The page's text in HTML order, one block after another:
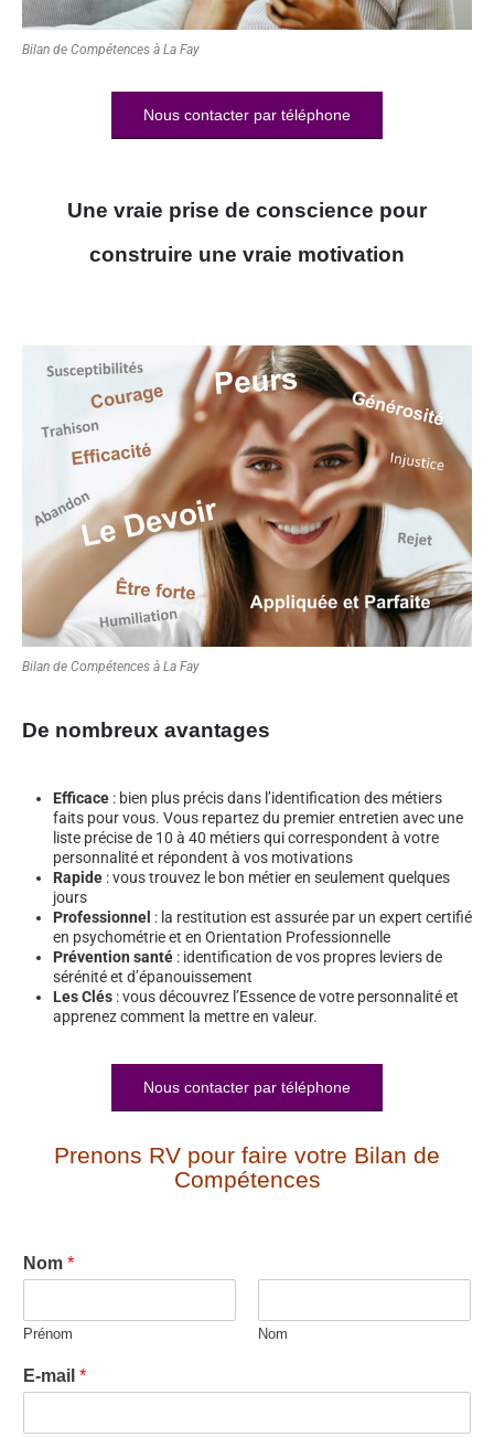
Bilan de Compétences à La Fay
Nous contacter par téléphone
Une vraie prise de conscience pour
construire une vraie motivation
Bilan de Compétences à La Fay
De nombreux avantages
Efficace : bien plus précis dans l’identification des métiers
faits pour vous. Vous repartez du premier entretien avec une
liste précise de 10 à 40 métiers qui correspondent à votre
personnalité et répondent à vos motivations
Rapide : vous trouvez le bon métier en seulement quelques
jours
Professionnel : la restitution est assurée par un expert certifié
en psychométrie et en Orientation Professionnelle
Prévention santé : identification de vos propres leviers de
sérénité et d’épanouissement
Les Clés : vous découvrez l’Essence de votre personnalité et
apprenez comment la mettre en valeur.
Nous contacter par téléphone
Prenons RV pour faire votre Bilan de
Compétences
Nom *
Prénom Nom
E-mail *